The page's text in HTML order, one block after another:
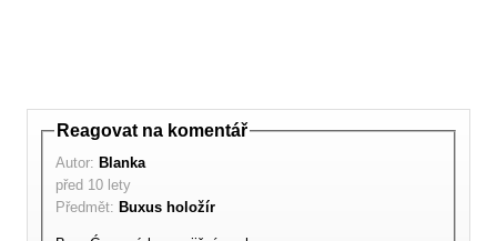
Reagovat na komentář
Autor: Blanka
před 10 lety
Předmět: Buxus holožír